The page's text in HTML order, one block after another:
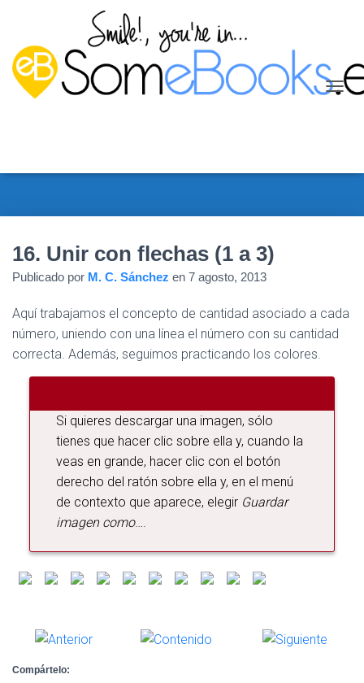
C
A
A
V
A
16. Unir con flechas (1 a 3)
Publicado por M. C. Sánchez en 7 agosto, 2013
Aquí trabajamos el concepto de cantidad asociado a cada
número, uniendo con una línea el número con su cantidad
correcta. Además, seguimos practicando los colores.
Si quieres descargar una imagen, sólo
tienes que hacer clic sobre ella y, cuando la
veas en grande, hacer clic con el botón
derecho del ratón sobre ella y, en el menú
de contexto que aparece, elegir Guardar
imagen como….
Compártelo: